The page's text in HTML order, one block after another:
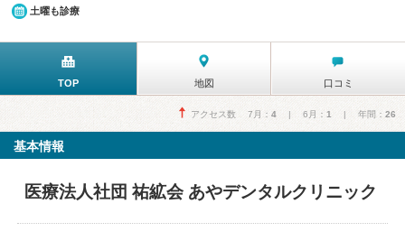
土曜も診療
TOP 地図 口コミ
アクセス数 7月： 4 | 6月： 1 | 年間： 26
基本情報
医療法人社団 祐絋会 あやデンタルクリニック